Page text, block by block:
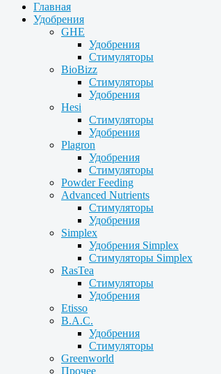
Главная
Удобрения
GHE
Удобрения
Стимуляторы
BioBizz
Стимуляторы
Удобрения
Hesi
Стимуляторы
Удобрения
Plagron
Удобрения
Стимуляторы
Powder Feeding
Advanced Nutrients
Стимуляторы
Удобрения
Simplex
Удобрения Simplex
Стимуляторы Simplex
RasTea
Стимуляторы
Удобрения
Etisso
B.A.C.
Удобрения
Стимуляторы
Greenworld
Прочее